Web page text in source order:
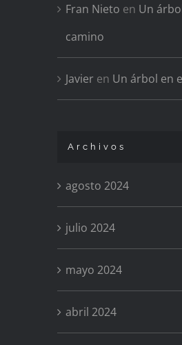
Fran Nieto en Un
camino
Javieren Un árbol en
Archivos
agosto 2024
julio 2024
mayo 2024
abril 2024